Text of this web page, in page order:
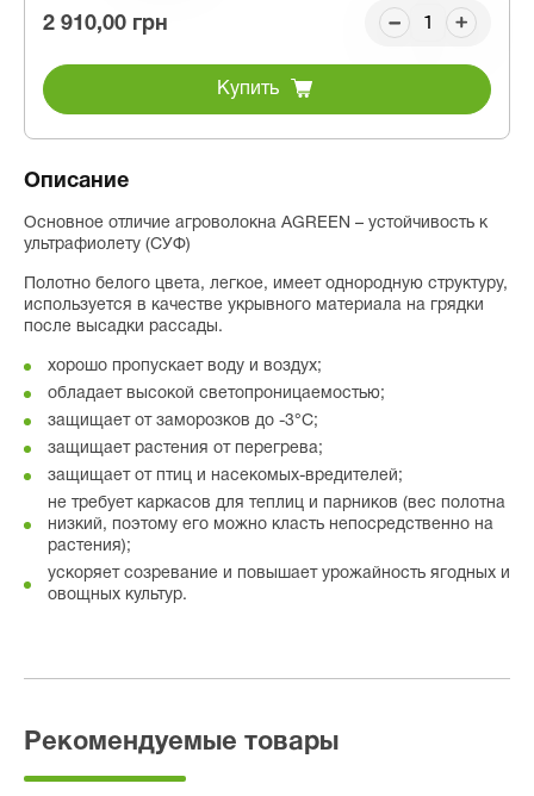
2 910,00 грн
Купить
Описание
Основное отличие агроволокна AGREEN – устойчивость к
ультрафиолету (СУФ)
Полотно белого цвета, легкое, имеет однородную структуру,
используется в качестве укрывного материала на грядки
после высадки рассады.
хорошо пропускает воду и воздух;
обладает высокой светопроницаемостью;
защищает от заморозков до -3°С;
защищает растения от перегрева;
защищает от птиц и насекомых-вредителей;
не требует каркасов для теплиц и парников (вес полотна
низкий, поэтому его можно класть непосредственно на
растения);
ускоряет созревание и повышает урожайность ягодных и
овощных культур.
Рекомендуемые товары